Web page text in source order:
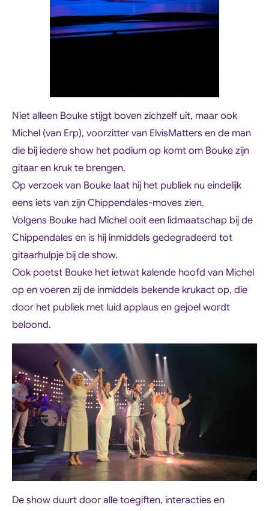
Niet alleen Bouke stijgt boven zichzelf uit, maar ook
Michel (van Erp), voorzitter van ElvisMatters en de man
die bij iedere show het podium op komt om Bouke zijn
gitaar en kruk te brengen.
Op verzoek van Bouke laat hij het publiek nu eindelijk
eens iets van zijn Chippendales-moves zien.
Volgens Bouke had Michel ooit een lidmaatschap bij de
Chippendales en is hij inmiddels gedegradeerd tot
gitaarhulpje bij de show.
Ook poetst Bouke het ietwat kalende hoofd van Michel
op en voeren zij de inmiddels bekende krukact op, die
door het publiek met luid applaus en gejoel wordt
beloond.
De show duurt door alle toegiften, interacties en